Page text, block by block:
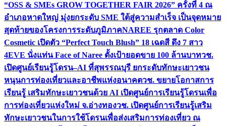
“OSS & SMEs GROW TOGETHER FAIR 2026” ครั้งที่ 4 ณ
อำเภอหาดใหญ่ มุ่งยกระดับ SME ใต้สู่ความสำเร็จ เป็นจุดหมาย
สุดท้ายของโครงการระดับภูมิภาคNAREE รุกตลาด Color
Cosmetic เปิดตัว “Perfect Touch Blush” 18 เฉดสี ดึง 7 สาว
4EVE นั่งแท่น Face of Naree ตั้งเป้ายอดขาย 100 ล้านบาทวช.
เปิดศูนย์เรียนรู้โดรน–AI ที่สุพรรณบุรี ยกระดับทักษะเยาวชน
หนุนการท่องเที่ยวและอาชีพแห่งอนาคตวช. ขยายโอกาสการ
เรียนรู้ เสริมทักษะเยาวชนด้วย AI เปิดศูนย์การเรียนรู้โดรนเพื่อ
การท่องเที่ยวแห่งใหม่ จ.อ่างทองวช. เปิดศูนย์การเรียนรู้เสริม
ทักษะเยาวชนในการใช้โดรนเพื่อส่งเสริมการท่องเที่ยว ณ